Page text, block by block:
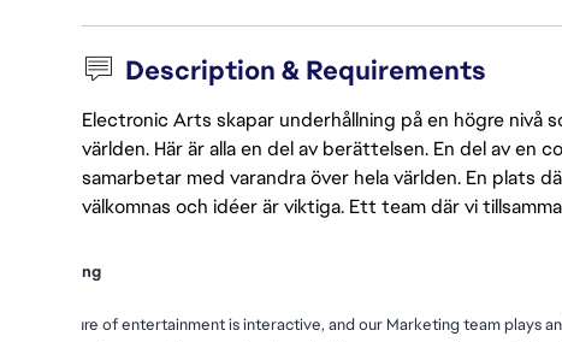
Description & Requirements
Electronic Arts skapar underhållning på en högre nivå
världen. Här är alla en del av berättelsen. En del av en
samarbetar med varandra över hela världen. En plats
välkomnas och idéer är viktiga. Ett team där vi
Marketing
The future of entertainment is interactive, and our Marketing team plays